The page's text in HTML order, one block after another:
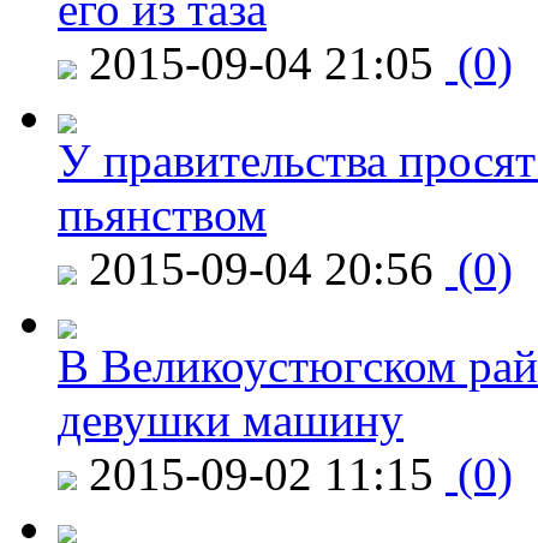
2015-09-04 21:05 (0)
У правительства
пьянством
2015-09-04 20:56 (0)
В Великоустюгском
девушки машину
2015-09-02 11:15 (0)